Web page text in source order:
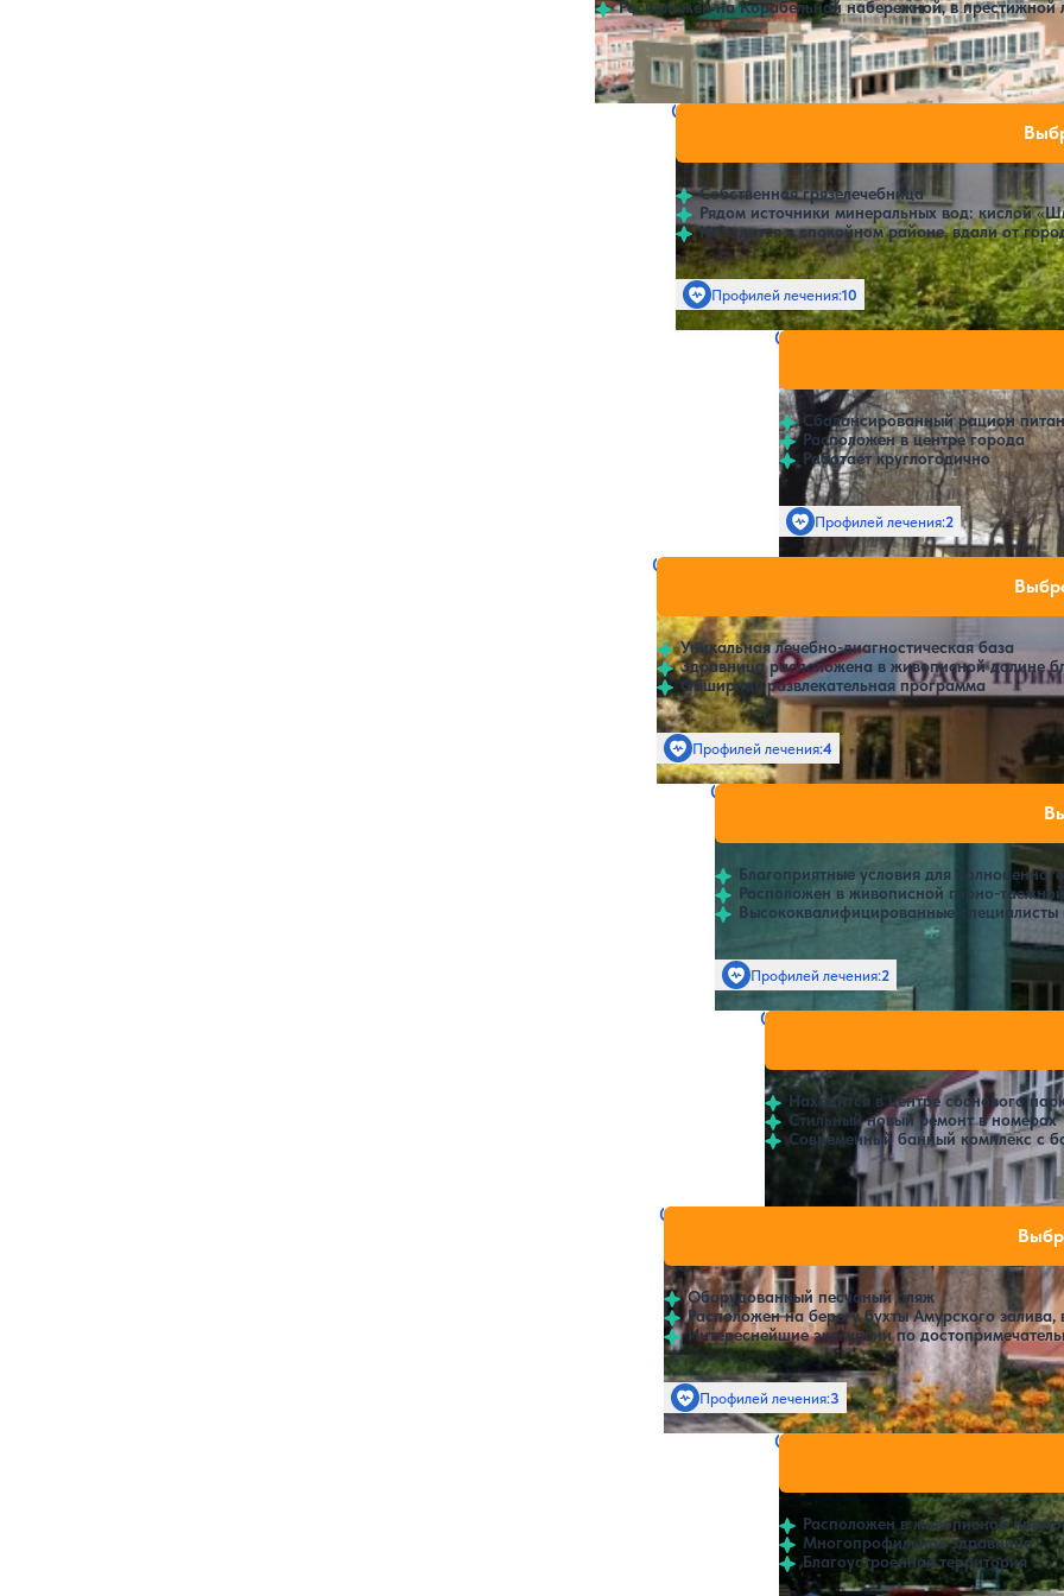
Расположен на Корабельной набережной, в престижной
Крытый бассейн
Санаторий Радуга
Собственная грязелечебница
Рядом источники минеральных вод: кислой
Находится в спокойном районе, вдали от
Профилей лечения:10 Открытый бассейн
Нет цен или
Санаторий Ромашка
4.6
Сбалансированный рацион
Расположен в центре города
Работает круглогодично
Профилей лечения:2
Санаторий Сахарный ключ
4
Уникальная лечебно-диагностическая база
Здравница расположена в живописной долине
Обширная развлекательная программа
Профилей лечения:4
Нет цен или
Санаторий Светлояровка
Благоприятные условия для
Расположен в живописной горно-
Высококвалифицированные
Профилей лечения:2
Нет цен или
Отель Седанка
4.3
Находится в центре соснового
Стильный новый ремонт в номерах
Современный банный комплекс с
Санаторий Сокол
4.7
Оборудованный песчаный пляж
Расположен на берегу бухты Амурского
Интереснейшие экскурсии по
Профилей лечения:3 Крытый бассейн
Нет цен или
Санаторий Строитель
3.9
Расположен в живописной
Многопрофильная здравница
Благоустроенная территория